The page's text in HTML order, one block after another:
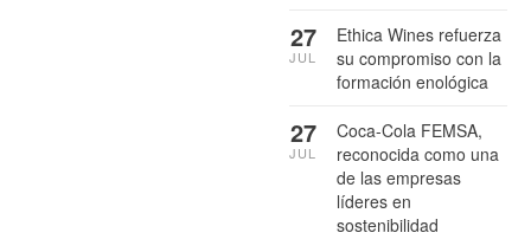
Ethica Wines refuerza
su compromiso con la
formación enológica
27
JUL
Coca-Cola FEMSA,
reconocida como una
de las empresas
líderes en
sostenibilidad
27
JUL